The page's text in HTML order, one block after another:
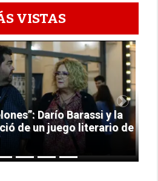
VISTAS
1
Darío Barassi y la
de un juego literario de
Next